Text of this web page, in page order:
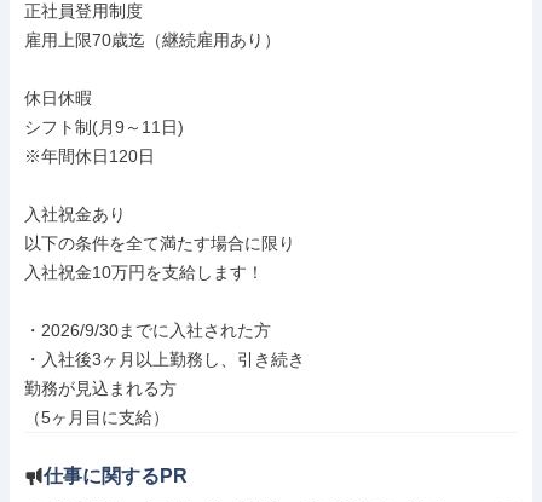
正社員登用制度
雇用上限70歳迄（継続雇用あり）
休日休暇
シフト制(月9～11日)
※年間休日120日
入社祝金あり
以下の条件を全て満たす場合に限り
入社祝金10万円を支給します！
・2026/9/30までに入社された方
・入社後3ヶ月以上勤務し、引き続き
勤務が見込まれる方
（5ヶ月目に支給）
仕事に関するPR